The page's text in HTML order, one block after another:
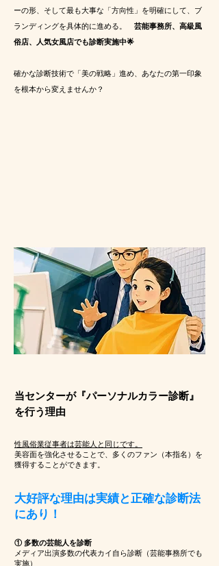
ーの形、そして最も大事な「方向性」を明確にして、ブ
ランディングを具体的に進める。 芸能事務所、高級風
俗店、人気女風店でも診断実施中🌟
確かな診断技術で「美の戦略」進め、あなたの第一印象
を根本から変えませんか？
当センターが『パーソナルカラー診断』
を行う理由
性風俗業従事者は芸能人と同じです。
美容面を強化させることで、多くのファン（本指名）を
獲得することができます。
大好評な理由は実績と正確な診断法
にあり！
​① 多数の芸能人を診断
メディア出演多数の代表カイ自ら診断（芸能事務所でも
実施）